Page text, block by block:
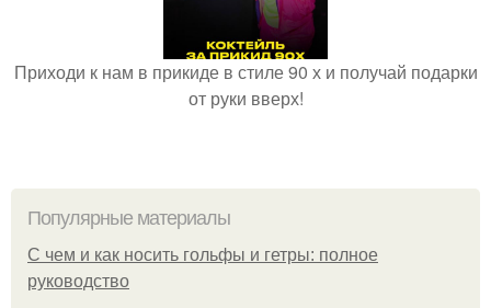
Приходи к нам в прикиде в стиле 90 х и получай подарки
от руки вверх!
Популярные материалы
С чем и как носить гольфы и гетры: полное
руководство